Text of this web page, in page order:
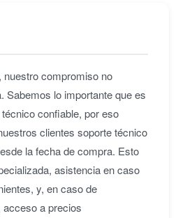
nuestro compromiso no
Sabemos lo importante que es
confiable, por eso
clientes soporte técnico
la fecha de compra. Esto
asistencia en caso
y, en caso de
a precios